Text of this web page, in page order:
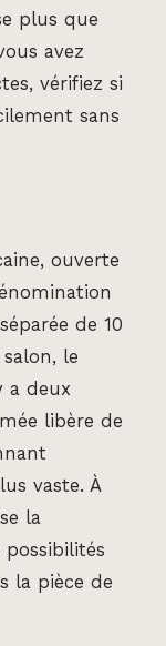
plus que
avez
vérifiez si
sans
ouverte
de 10
le
a deux
libère de
vaste. À
la
la pièce de